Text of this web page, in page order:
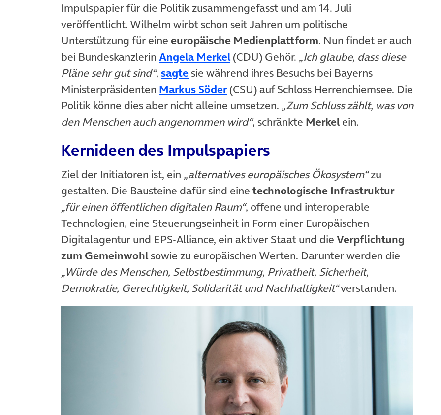
Impulspapier für die Politik zusammengefasst und am 14. Juli
veröffentlicht. Wilhelm wirbt schon seit Jahren um politische
Unterstützung für eine europäische Medienplattform. Nun findet er auch
bei Bundeskanzlerin Angela Merkel(öffnet in neuem Tab)
(CDU) Gehör. „Ich glaube, dass diese
Pläne sehr gut sind“, sagte(öffnet in neuem Tab)
sie während ihres Besuchs bei Bayerns
Ministerpräsidenten Markus Söder(öffnet in neuem Tab)
(CSU) auf Schloss Herrenchiemsee. Die
Politik könne dies aber nicht alleine umsetzen. „Zum Schluss zählt, was von
den Menschen auch angenommen wird“, schränkte Merkelein.
Kernideen des Impulspapiers
Ziel der Initiatoren ist, ein „alternatives europäisches Ökosystem“zu
gestalten. Die Bausteine dafür sind eine technologische Infrastruktur
„für einen öffentlichen digitalen Raum“, offene und interoperable
Technologien, eine Steuerungseinheit in Form einer Europäischen
Digitalagentur und EPS-Alliance, ein aktiver Staat und die Verpflichtung
zum Gemeinwohlsowie zu europäischen Werten. Darunter werden die
„Würde des Menschen, Selbstbestimmung, Privatheit, Sicherheit,
Demokratie, Gerechtigkeit, Solidarität und Nachhaltigkeit“verstanden.